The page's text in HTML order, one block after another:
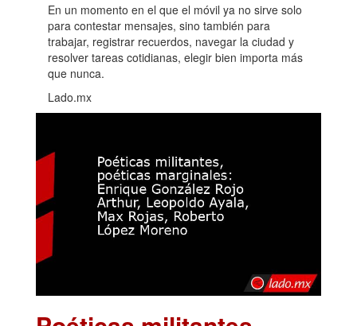
En un momento en el que el móvil ya no sirve solo
para contestar mensajes, sino también para
trabajar, registrar recuerdos, navegar la ciudad y
resolver tareas cotidianas, elegir bien importa más
que nunca.
Lado.mx